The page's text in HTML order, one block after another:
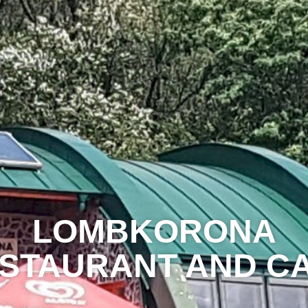
LOMBKORONA
AND